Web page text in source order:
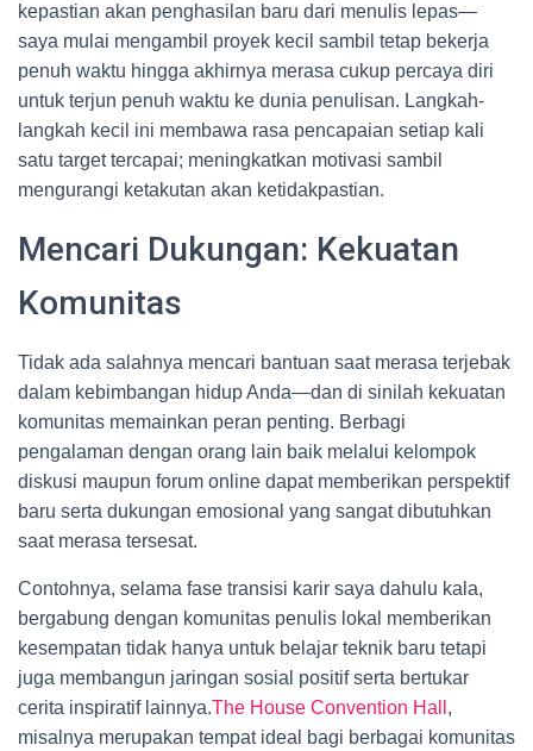
kepastian akan penghasilan baru dari menulis lepas—
saya mulai mengambil proyek kecil sambil tetap bekerja
penuh waktu hingga akhirnya merasa cukup percaya diri
untuk terjun penuh waktu ke dunia penulisan. Langkah-
langkah kecil ini membawa rasa pencapaian setiap kali
satu target tercapai; meningkatkan motivasi sambil
mengurangi ketakutan akan ketidakpastian.
Mencari Dukungan: Kekuatan
Komunitas
Tidak ada salahnya mencari bantuan saat merasa terjebak
dalam kebimbangan hidup Anda—dan di sinilah kekuatan
komunitas memainkan peran penting. Berbagi
pengalaman dengan orang lain baik melalui kelompok
diskusi maupun forum online dapat memberikan perspektif
baru serta dukungan emosional yang sangat dibutuhkan
saat merasa tersesat.
Contohnya, selama fase transisi karir saya dahulu kala,
bergabung dengan komunitas penulis lokal memberikan
kesempatan tidak hanya untuk belajar teknik baru tetapi
juga membangun jaringan sosial positif serta bertukar
cerita inspiratif lainnya.The House Convention Hall ,
misalnya merupakan tempat ideal bagi berbagai komunitas